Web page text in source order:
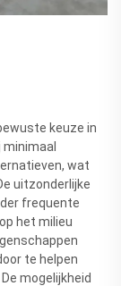
keuze in
wat
uitzonderlijke
frequente
het milieu
te helpen
mogelijkheid